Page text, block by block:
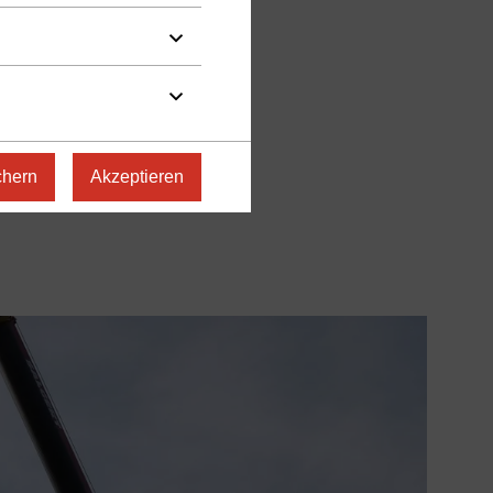
Akzeptieren